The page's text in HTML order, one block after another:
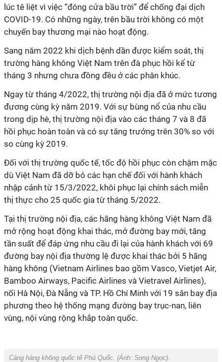
lúc tê liệt vì việc “đóng cửa bầu trời” để chống đại dịch
COVID-19. Có những ngày, trên bầu trời không có một
chuyến bay thương mại nào hoạt động.
Sang năm 2022 khi dịch bệnh dần được kiểm soát, thị
trường hàng không Việt Nam trên đà phục hồi kể từ
tháng 3 nhưng chưa đồng đều ở các phân khúc.
Ngay từ tháng 4/2022, thị trường nội địa đã ở mức tương
đương cùng kỳ năm 2019. Với sự bùng nổ của nhu cầu
trong dịp hè, thị trường nội địa vào các tháng 7 và 8 đã
hồi phục hoàn toàn và có sự tăng trưởng trên 30% so với
so cùng kỳ 2019.
Đối với thị trường quốc tế, tốc độ hồi phục còn chậm mặc
dù Việt Nam đã dỡ bỏ các hạn chế đối với hành khách
nhập cảnh từ 15/3/2022, khôi phục lại chính sách miễn
thị thực cho 25 quốc gia từ tháng 5/2022.
Tại thị trường nội địa, các hãng hàng không Việt Nam đã
mở rộng hoạt động khai thác, mở đường bay mới, tăng
tần suất để đáp ứng nhu cầu đi lại của hành khách với 69
đường bay nội địa thường lệ được khai thác bởi 5 hãng
hàng không (Vietnam Airlines bao gồm Vasco, Vietjet Air,
Bamboo Airways, Pacific Airlines và Vietravel Airlines),
nối Hà Nội, Đà Nẵng và TP. Hồ Chí Minh với 19 sân bay địa
phương theo hệ thống mạng đường bay trục-nan, liên
vùng, nội vùng rộng khắp toàn quốc.
Cảng hàng không quốc tế Phú Quốc. (Ảnh: Song Ngọc).